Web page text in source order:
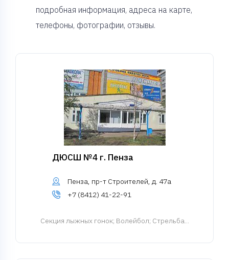
подробная информация, адреса на карте,
телефоны, фотографии, отзывы.
ДЮСШ №4 г. Пенза
Пенза, пр-т Строителей, д. 47а
+7 (8412) 41-22-91
Cекция лыжных гонок; Волейбол; Стрельба...